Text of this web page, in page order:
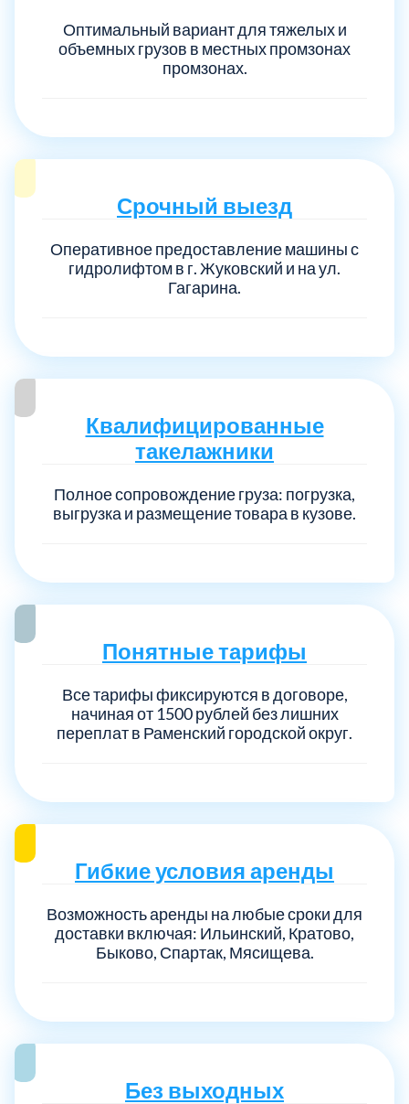
Оптимальный вариант для тяжелых и
объемных грузов в местных промзонах
промзонах.
Срочный выезд
Оперативное предоставление машины с
гидролифтом в г. Жуковский и на ул.
Гагарина.
Квалифицированные
такелажники
Полное сопровождение груза: погрузка,
выгрузка и размещение товара в кузове.
Понятные тарифы
Все тарифы фиксируются в договоре,
начиная от 1500 рублей без лишних
переплат в Раменский городской округ.
Гибкие условия аренды
Возможность аренды на любые сроки для
доставки включая: Ильинский, Кратово,
Быково, Спартак, Мясищева.
Без выходных